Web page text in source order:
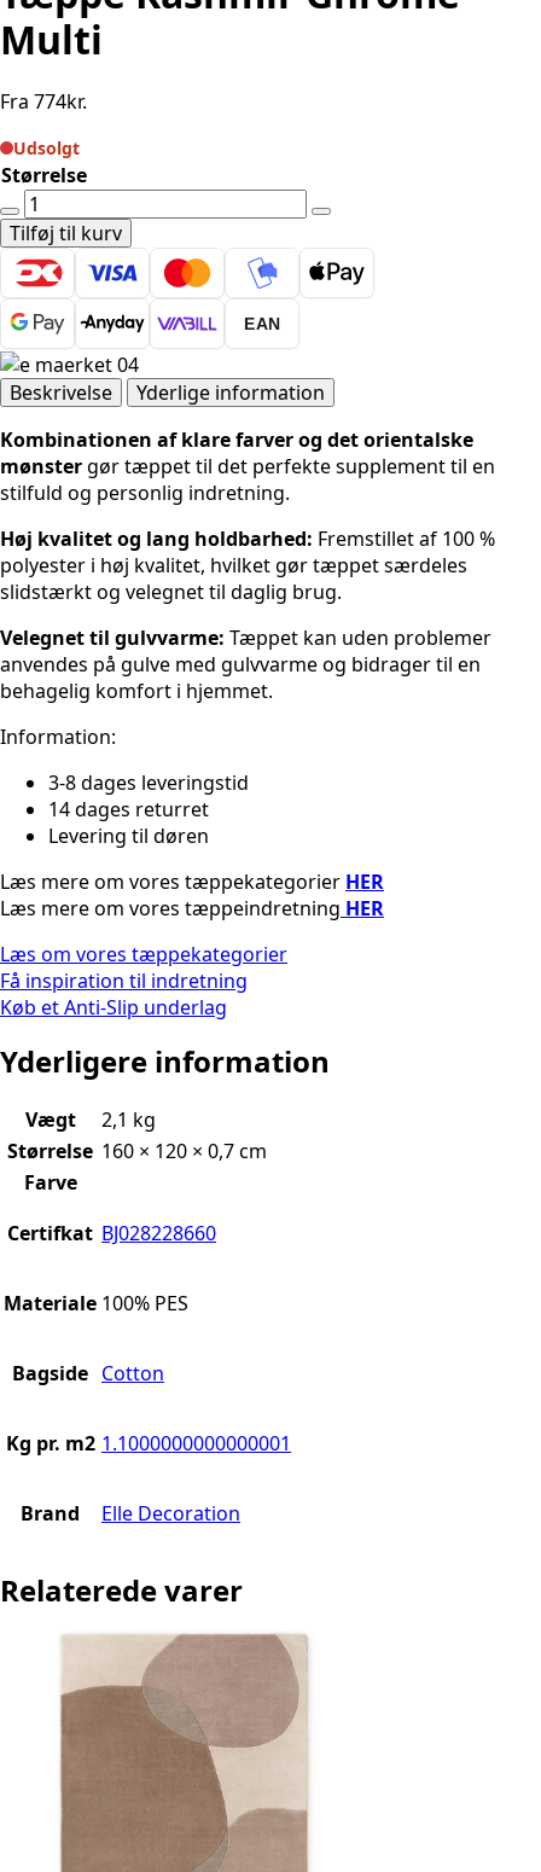
Multi
Fra 774kr.
Udsolgt
Størrelse
Tæppe
Kashmir
Ghrome
Multi
antal
Tilføj til kurv
EAN
Beskrivelse
Yderlige information
Kombinationen af klare farver og det orientalske
mønstergør tæppet til det perfekte supplement til en
stilfuld og personlig indretning.
Høj kvalitet og lang holdbarhed: Fremstillet af 100 %
polyester i høj kvalitet, hvilket gør tæppet særdeles
slidstærkt og velegnet til daglig brug.
Velegnet til gulvvarme: Tæppet kan uden problemer
anvendes på gulve med gulvvarme og bidrager til en
behagelig komfort i hjemmet.
Information:
3-8 dages leveringstid
14 dages returret
Levering til døren
Læs mere om vores tæppekategorier HER
Læs mere om vores tæppeindretning HER
Læs om vores tæppekategorier
Få inspiration til indretning
Køb et Anti-Slip underlag
Yderligere information
Vægt
2,1 kg
Størrelse 160 × 120 × 0,7 cm
Farve
Certifkat BJ028228660
Materiale 100% PES
Bagside Cotton
Kg pr. m2 1.1000000000000001
Brand Elle Decoration
Relaterede varer